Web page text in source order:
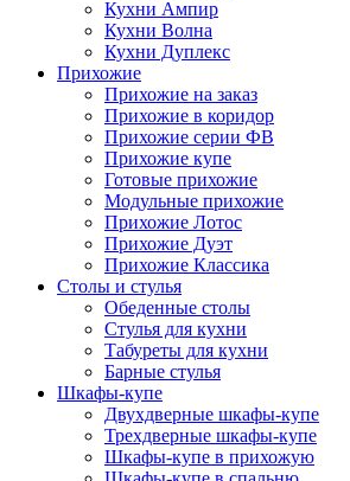
Кухни Ампир
Кухни Волна
Кухни Дуплекс
Прихожие
Прихожие на заказ
Прихожие в коридор
Прихожие серии ФВ
Прихожие купе
Готовые прихожие
Модульные прихожие
Прихожие Лотос
Прихожие Дуэт
Прихожие Классика
Столы и стулья
Обеденные столы
Стулья для кухни
Табуреты для кухни
Барные стулья
Шкафы-купе
Двухдверные шкафы-купе
Трехдверные шкафы-купе
Шкафы-купе в прихожую